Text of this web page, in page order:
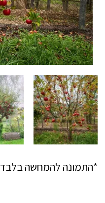
*התמונה להמחשה בלבד